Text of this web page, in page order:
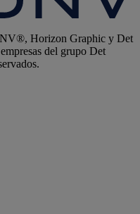
Horizon Graphic y Det
del grupo Det